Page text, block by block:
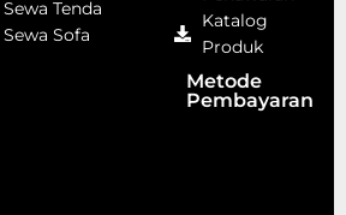
Sewa Tenda
Sewa Sofa
Katalog
Produk
Metode
Pembayaran